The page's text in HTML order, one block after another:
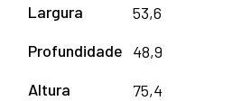
Largura
53,6
Profundidade 48,9
Altura
75,4